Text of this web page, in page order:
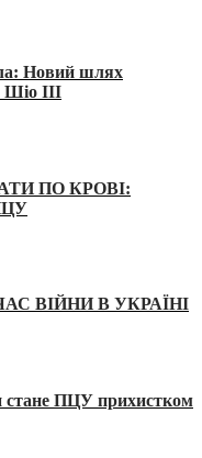
Новий шлях
Шіо III
ПО КРОВІ:
ВІЙНИ В УКРАЇНІ
стане ПЦУ прихистком